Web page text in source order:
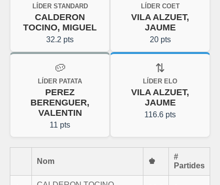
LÍDER STANDARD
CALDERON
TOCINO, MIGUEL
32.2 pts
LÍDER COET
VILA ALZUET,
JAUME
20 pts
🥔
LÍDER PATATA
PEREZ
BERENGUER,
VALENTIN
11 pts
⇅
LÍDER ELO
VILA ALZUET,
JAUME
116.6 pts
Nom ♚
#
Partides